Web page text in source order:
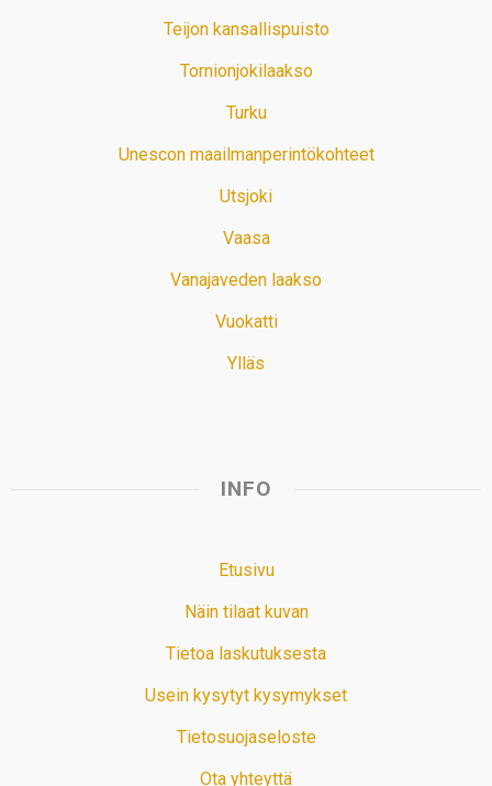
Teijon kansallispuisto
Tornionjokilaakso
Turku
Unescon maailmanperintökohteet
Utsjoki
Vaasa
Vanajaveden laakso
Vuokatti
Ylläs
INFO
Etusivu
Näin tilaat kuvan
Tietoa laskutuksesta
Usein kysytyt kysymykset
Tietosuojaseloste
Ota yhteyttä